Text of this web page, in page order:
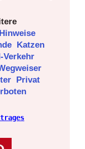
Hinweise
Katzen
Verkehr
Privat